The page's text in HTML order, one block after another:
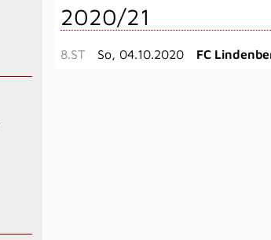
2020/21
8.ST So, 04.10.2020 FC